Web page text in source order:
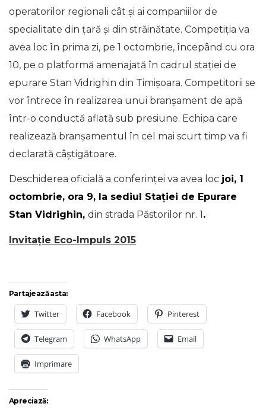
operatorilor regionali cât şi ai companiilor de
specialitate din ţară şi din străinătate. Competiția va
avea loc în prima zi, pe 1 octombrie, începând cu ora
10, pe o platformă amenajată în cadrul staţiei de
epurare Stan Vidrighin din Timişoara. Competitorii se
vor întrece în realizarea unui branşament de apă
într-o conductă aflată sub presiune. Echipa care
realizează branşamentul în cel mai scurt timp va fi
declarată câştigătoare.
Deschiderea oficială a conferinței va avea loc joi, 1
octombrie, ora 9, la sediul Stației de Epurare
Stan Vidrighin, din strada Păstorilor nr. 1.
Invitaţie Eco-Impuls 2015
Partajează asta:
Twitter Facebook Pinterest
Telegram WhatsApp Email
Imprimare
Apreciază: